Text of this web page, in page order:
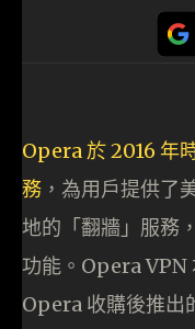
Opera 於 2016 年
務 ，為用戶提供了
地的「翻牆」服務
功能。Opera VPN
Opera 收購後推出